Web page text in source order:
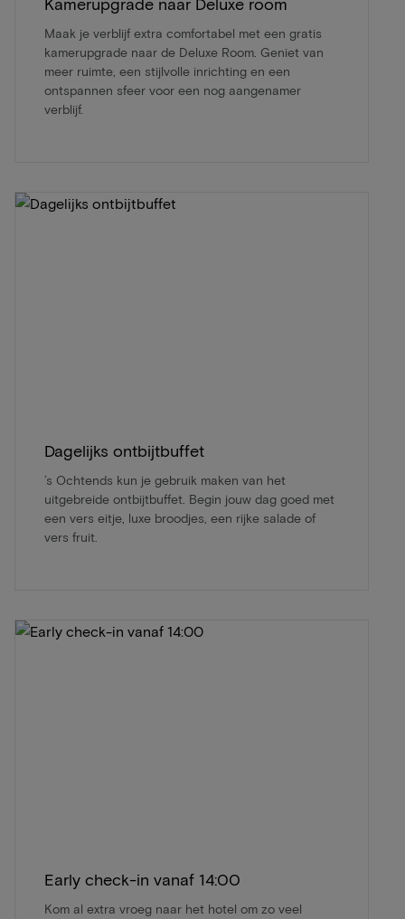
Maak je verblijf extra comfortabel met een gratis
kamerupgrade naar de Deluxe Room. Geniet van
meer ruimte, een stijlvolle inrichting en een
ontspannen sfeer voor een nog aangenamer
verblijf.
Dagelijks ontbijtbuffet
’s Ochtends kun je gebruik maken van het
uitgebreide ontbijtbuffet. Begin jouw dag goed met
een vers eitje, luxe broodjes, een rijke salade of
vers fruit.
Early check-in vanaf 14:00
Kom al extra vroeg naar het hotel om zo veel